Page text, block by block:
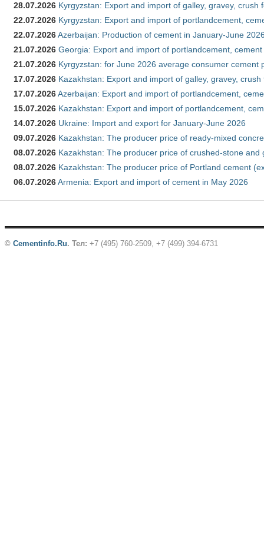
28.07.2026 Kyrgyzstan: Export and import of galley, gravey,
22.07.2026 Kyrgyzstan: Export and import of portlandcement,
22.07.2026Azerbaijan: Production of cement in January-June
21.07.2026 Georgia: Export and import of portlandcement,
21.07.2026 Kyrgyzstan: for June 2026 average consumer cement
17.07.2026 Kazakhstan: Export and import of galley, gravey,
17.07.2026Azerbaijan: Export and import of portlandcement,
15.07.2026 Kazakhstan: Export and import of portlandcement,
14.07.2026 Ukraine: Import and export for January-June 2026
09.07.2026 Kazakhstan: The producer price of ready-mixed
08.07.2026 Kazakhstan: The producer price of crushed-stone and
08.07.2026 Kazakhstan: The producer price of Portland cement
06.07.2026Armenia: Export and import of cement in May 2026
© Cementinfo.Ru. Тел: +7 (495) 760-2509, +7 (499) 394-6731